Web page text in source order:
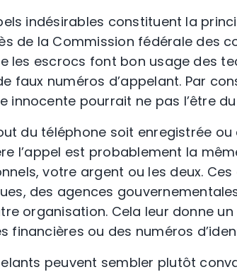
indésirables constituent la
de la Commission fédérale des
les escrocs font bon usage des
faux numéros d’appelant. Par
innocente pourrait ne pas l’être
du téléphone soit enregistrée ou
l’appel est probablement la
votre argent ou les deux.
des agences
organisation. Cela leur donne
financières ou des numéros
peuvent sembler plutôt